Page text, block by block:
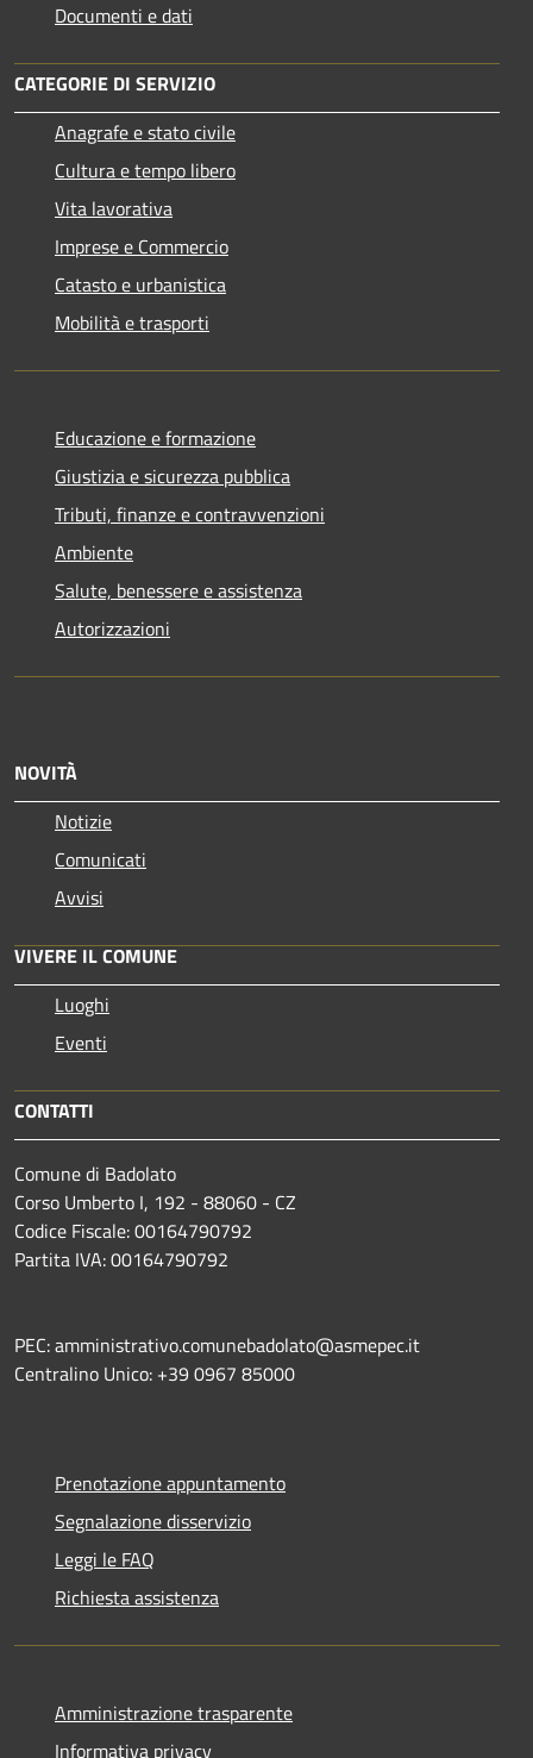
Documenti e dati
CATEGORIE DI SERVIZIO
Anagrafe e stato civile
Cultura e tempo libero
Vita lavorativa
Imprese e Commercio
Catasto e urbanistica
Mobilità e trasporti
Educazione e formazione
Giustizia e sicurezza pubblica
Tributi, finanze e contravvenzioni
Ambiente
Salute, benessere e assistenza
Autorizzazioni
NOVITÀ
Notizie
Comunicati
Avvisi
VIVERE IL COMUNE
Luoghi
Eventi
CONTATTI
Comune di Badolato
Corso Umberto I, 192 - 88060 - CZ
Codice Fiscale: 00164790792
Partita IVA: 00164790792
PEC: amministrativo.comunebadolato@asmepec.it
Centralino Unico: +39 0967 85000
Prenotazione appuntamento
Segnalazione disservizio
Leggi le FAQ
Richiesta assistenza
Amministrazione trasparente
Informativa privacy